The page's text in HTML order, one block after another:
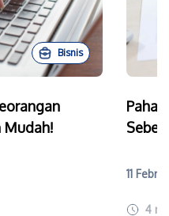
Bisnis
Mudah!
11
4